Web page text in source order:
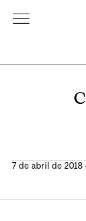
7 de abril de 2018